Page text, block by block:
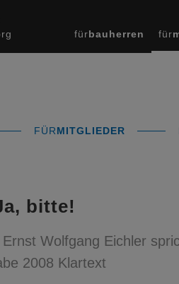
fürbauherren für
FÜRMITGLIEDER
bitte!
Wolfgang Eichler
2008 Klartext